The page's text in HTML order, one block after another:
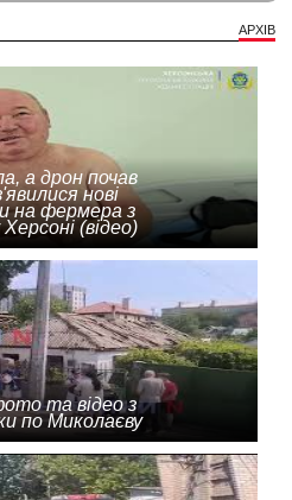
АРХІВ
а дрон почав
нові
на фермера з
(відео)
та відео з
по Миколаєву